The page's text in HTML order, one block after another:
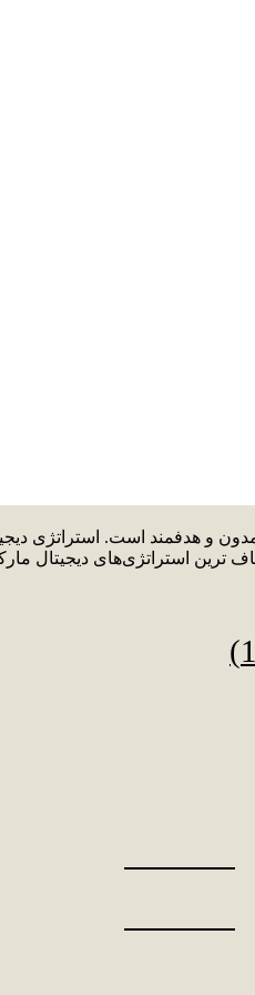
مدون و هدفمند است.
ترین استراتژی‌های دیجیتال